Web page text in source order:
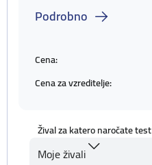
Podrobno
Cena:
Cena za vzreditelje:
Žival za katero naročate test
Moje živali